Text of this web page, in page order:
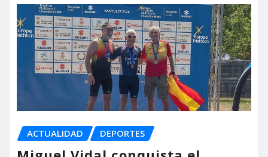
ACTUALIDAD DEPORTES